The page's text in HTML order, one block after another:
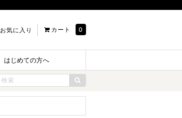
お気に入り カート 0
はじめての方へ